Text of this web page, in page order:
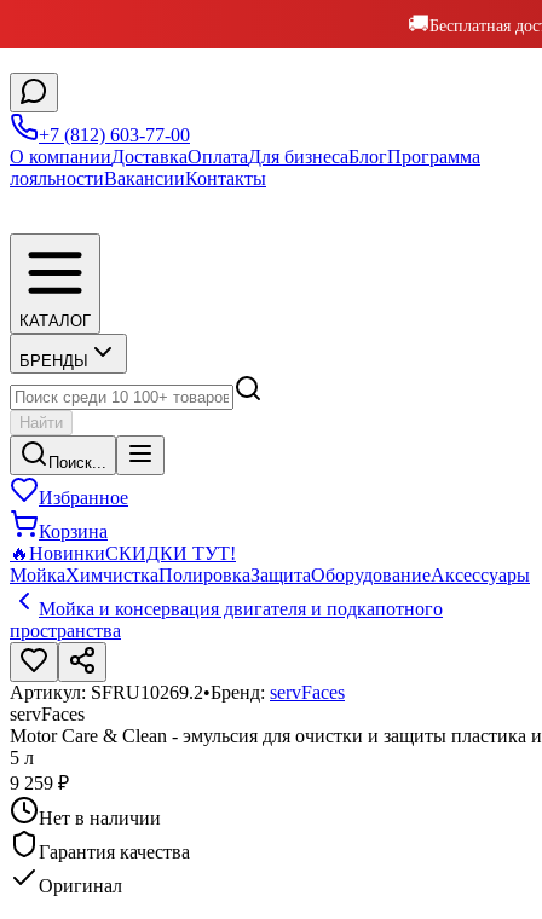
🚚Бесплатная
+7 (812) 603-77-00
О компанииДоставкаОплатаДля бизнесаБлогПрограмма
лояльностиВакансииКонтакты
КАТАЛОГ
БРЕНДЫ
Найти
Поиск...
Избранное
Корзина
🔥НовинкиСКИДКИ ТУТ!
МойкаХимчисткаПолировкаЗащитаОборудованиеАксессуары
Мойка и консервация двигателя и подкапотного
пространства
Артикул: SFRU10269.2•Бренд: servFaces
servFaces
Motor Care & Clean - эмульсия для очистки и защиты пластика
5 л
9 259 ₽
Нет в наличии
Гарантия качества
Оригинал